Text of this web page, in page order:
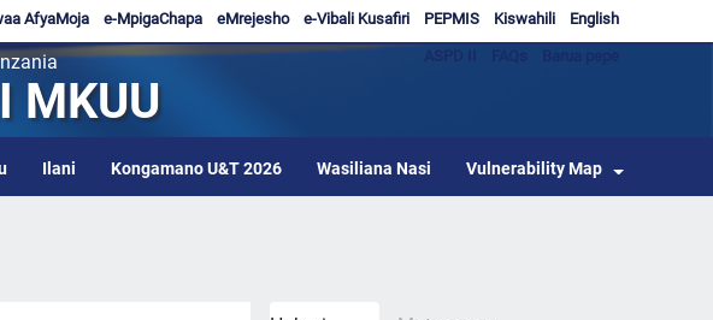
English
Kiswahili
PEPMIS
e-Vibali Kusafiri
eMrejesho
e-MpigaChapa
AfyaMoja
MKUU
Ilani Kongamano U&T 2026 Wasiliana Nasi Vulnerability Map